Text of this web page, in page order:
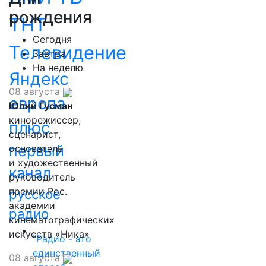
ТНТ
Телевидение
Яндекс
европа
плюс
первый
канал
русское
радио
"Радио - это
единственный
рождения
Сегодня
Завтра
На неделю
08 августа
Юлий Гусман
кинорежиссер,
сценарист,
основатель
и художественный
руководитель
премии Рос.
академии
кинематографических
искусств «Ника»
08 августа